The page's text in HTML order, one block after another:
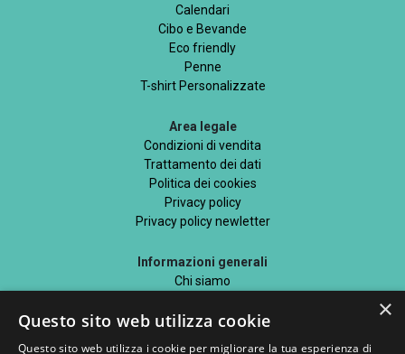
Calendari
Cibo e Bevande
Eco friendly
Penne
T-shirt Personalizzate
Area legale
Condizioni di vendita
Trattamento dei dati
Politica dei cookies
Privacy policy
Privacy policy newletter
Informazioni generali
Chi siamo
Blog
×
Questo sito web utilizza cookie
Questo sito web utilizza i cookie per migliorare la tua esperienza di